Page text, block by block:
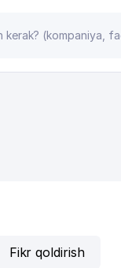
Fikr qoldirish